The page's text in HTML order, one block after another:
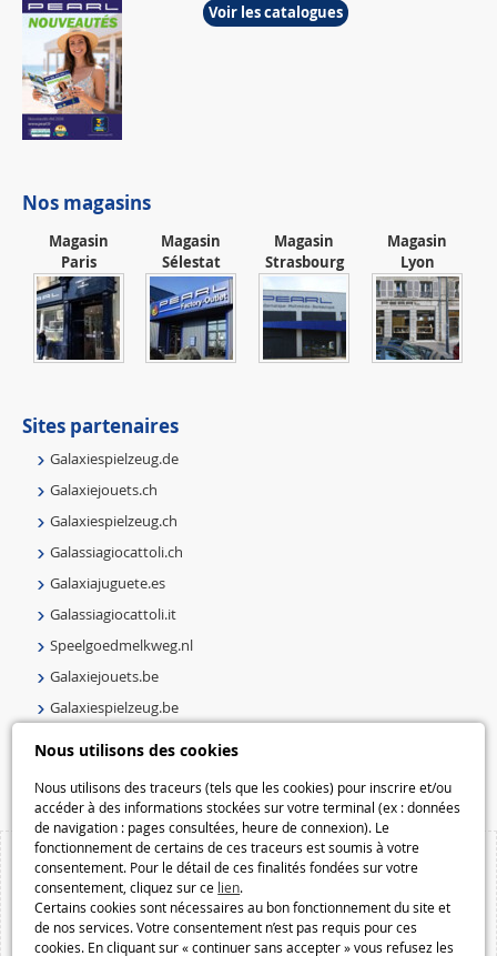
Nous utilisons des cookies
Nous utilisons des traceurs (tels que les cookies) pour inscrire et/ou
accéder à des informations stockées sur votre terminal (ex : données
de navigation : pages consultées, heure de connexion). Le
fonctionnement de certains de ces traceurs est soumis à votre
consentement. Pour le détail de ces finalités fondées sur votre
consentement, cliquez sur ce lien.
Certains cookies sont nécessaires au bon fonctionnement du site et
de nos services. Votre consentement n’est pas requis pour ces
cookies. En cliquant sur « continuer sans accepter » vous refusez les
Voir les catalogues
Nos magasins
Magasin
Paris
Magasin
Sélestat
Magasin
Strasbourg
Magasin
Lyon
Sites partenaires
Galaxiespielzeug.de
Galaxiejouets.ch
Galaxiespielzeug.ch
Galassiagiocattoli.ch
Galaxiajuguete.es
Galassiagiocattoli.it
Speelgoedmelkweg.nl
Galaxiejouets.be
Galaxiespielzeug.be